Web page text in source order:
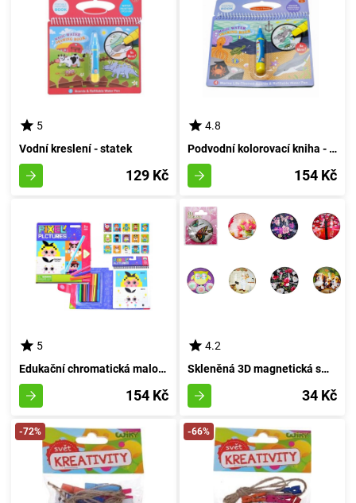
5
Vodní kreslení - statek
129 Kč
4.8
Podvodní kolorovací kniha - mořský svět
154 Kč
5
Edukační chromatická malovanka pixely - figurky
154 Kč
4.2
Skleněná 3D magnetická směska
34 Kč
-72% -66%